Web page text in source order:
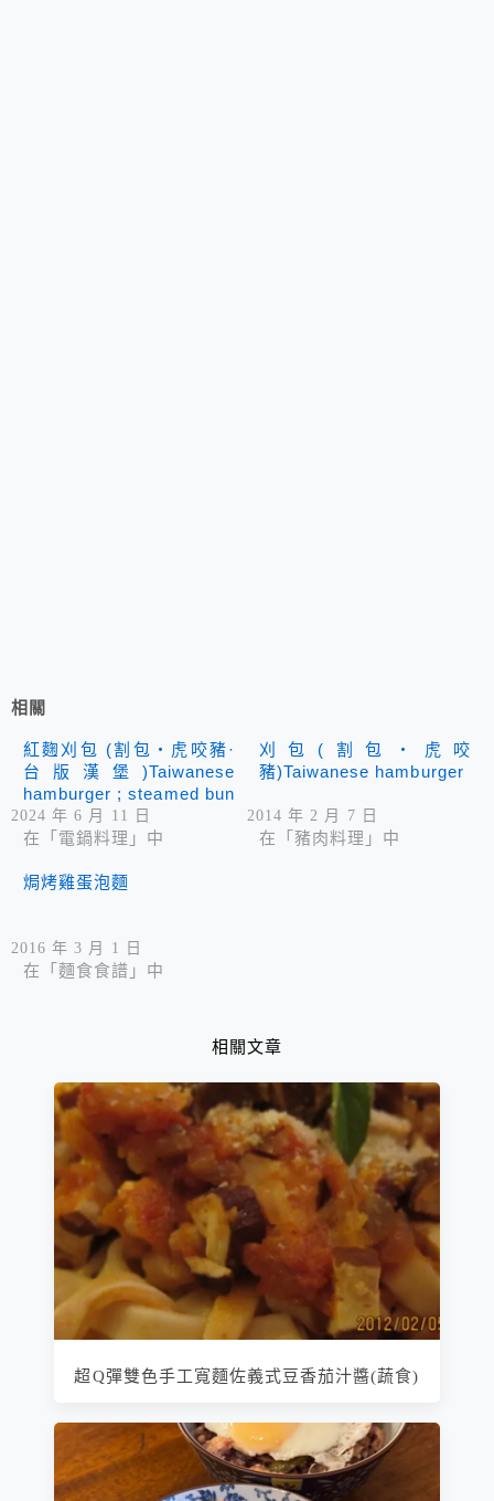
相關
紅麴刈包 (割包‧虎咬豬·
台版漢堡)Taiwanese
hamburger ; steamed bun
2024 年 6 月 11 日
在「電鍋料理」中
刈包(割包‧虎咬
豬)Taiwanese hamburger
2014 年 2 月 7 日
在「豬肉料理」中
焗烤雞蛋泡麵
2016 年 3 月 1 日
在「麵食食譜」中
相關文章
超Q彈雙色手工寬麵佐義式豆香茄汁醬(蔬食)